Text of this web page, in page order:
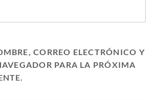
CORREO ELECTRÓNICO Y
PARA LA PRÓXIMA